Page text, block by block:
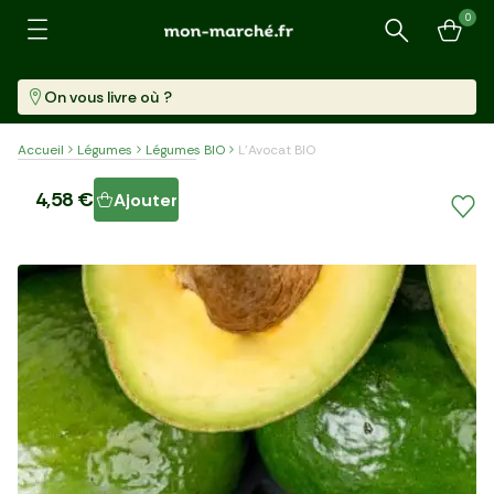
Recherche
0
On vous livre où ?
Accueil Légumes Légumes BIO L'Avocat BIO
L'Avocat BIO
4,58 € Ajouter